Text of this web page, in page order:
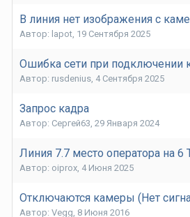
В линия нет изображения с
Автор: lapot, 19 Сентября 2025
Ошибка сети при подключении
Автор: rusdenius, 4 Сентября 2025
Запрос кадра
Автор: Сергей63, 29 Января 2024
Линия 7.7 место оператора на 6
Автор: oiprox, 4 Июня 2025
Отключаются камеры (Нет
Автор: Vegg, 8 Июня 2016